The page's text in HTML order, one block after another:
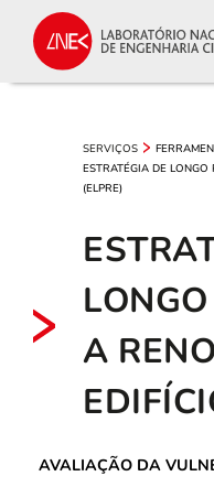
SERVIÇOS
ESTRATÉGIA DE
(ELPRE)
A
AVALIAÇÃO DA